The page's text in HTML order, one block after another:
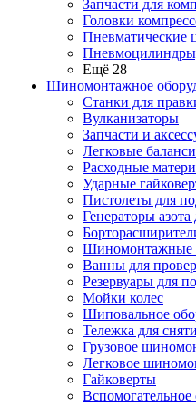
Запчасти для
Головки
Пневматические
Ещё 28
Шиномонтажное
Станки для
Вулканизаторы
Запчасти и
Легковые
Расходные
Ударные
Пистолеты для
Генераторы
Шиномонтажные
Ванны для
Резервуары для
Мойки колес
Шиповальное
Тележка для
Грузовое
Легковое
Гайковерты
Вспомогательное